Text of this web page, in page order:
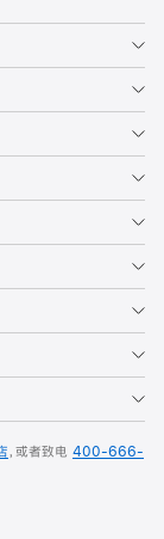
，或者致电 400-666-